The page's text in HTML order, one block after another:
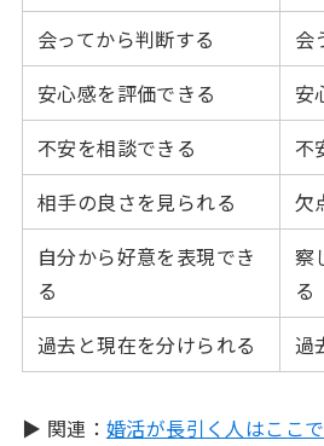
会ってから判断する
会
安心感を評価できる
安
不安を相談できる
不
相手の良さを見られる
欠
自分から好意を表現でき
る
察
る
過去と現在を分けられる
過
▶ 関連： 婚活が長引く人はここ